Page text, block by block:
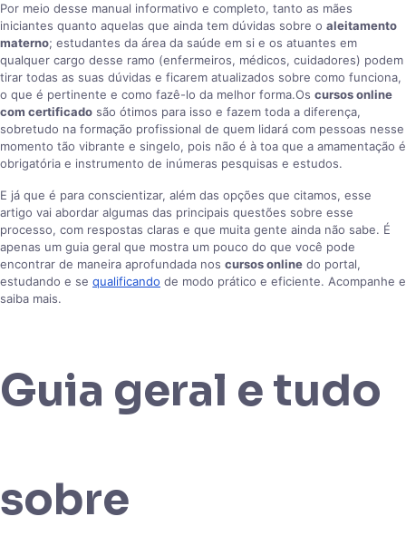
Por meio desse manual informativo e completo, tanto as mães
iniciantes quanto aquelas que ainda tem dúvidas sobre o aleitamento
materno; estudantes da área da saúde em si e os atuantes em
qualquer cargo desse ramo (enfermeiros, médicos, cuidadores) podem
tirar todas as suas dúvidas e ficarem atualizados sobre como funciona,
o que é pertinente e como fazê-lo da melhor forma.Os cursos online
com certificado são ótimos para isso e fazem toda a diferença,
sobretudo na formação profissional de quem lidará com pessoas nesse
momento tão vibrante e singelo, pois não é à toa que a amamentação é
obrigatória e instrumento de inúmeras pesquisas e estudos.
E já que é para conscientizar, além das opções que citamos, esse
artigo vai abordar algumas das principais questões sobre esse
processo, com respostas claras e que muita gente ainda não sabe. É
apenas um guia geral que mostra um pouco do que você pode
encontrar de maneira aprofundada nos cursos online do portal,
estudando e se qualificando de modo prático e eficiente. Acompanhe e
saiba mais.
Guia geral e tudo
sobre